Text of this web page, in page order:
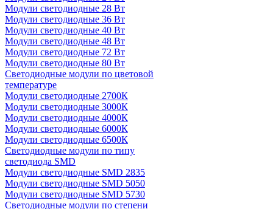
Модули светодиодные 28 Вт
Модули светодиодные 36 Вт
Модули светодиодные 40 Вт
Модули светодиодные 48 Вт
Модули светодиодные 72 Вт
Модули светодиодные 80 Вт
Светодиодные модули по цветовой
температуре
Модули светодиодные 2700К
Модули светодиодные 3000К
Модули светодиодные 4000К
Модули светодиодные 6000К
Модули светодиодные 6500К
Светодиодные модули по типу
светодиода SMD
Модули светодиодные SMD 2835
Модули светодиодные SMD 5050
Модули светодиодные SMD 5730
Светодиодные модули по степени